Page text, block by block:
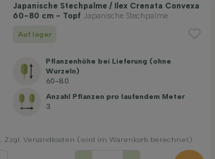
Japanische Stechpalme / Ilex Crenata Convexa
60-80 cm - Topf Japanische Stechpalme
Auf lager
Pflanzenhöhe bei Lieferung (ohne
Wurzeln)
60-80
Anzahl Pflanzen pro laufendem Meter
3
Zzgl. Versandkosten (wird im Warenkorb berechnet)